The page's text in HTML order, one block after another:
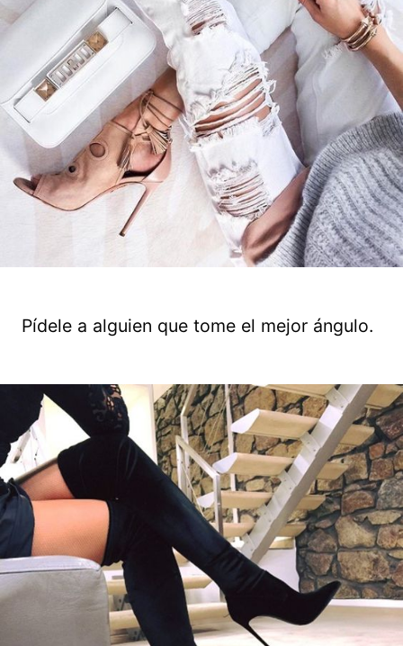
Pídele a alguien que tome el mejor ángulo.